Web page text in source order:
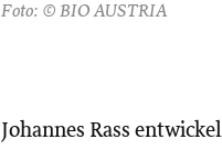
Foto: © BIO AUSTRIA
Johannes Rass